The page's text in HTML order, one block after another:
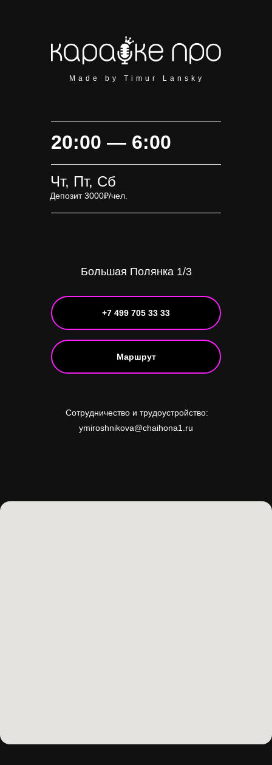
Made by Timur Lansky
Большая Полянка 1/3
20:00 — 6:00
+7 499 705 33 33
Маршрут
Депозит 3000₽/чел.
Чт, Пт, Сб
ymiroshnikova@chaihona1.ru
Сотрудничество и трудоустройство: